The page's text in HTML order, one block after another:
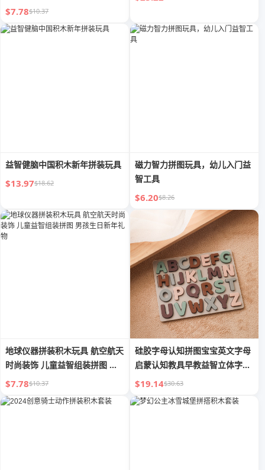
$7.78$10.37
益智健脑中国积木新年拼装玩具
$13.97$18.62
磁力智力拼图玩具，幼儿入门益
智工具
$6.20$8.26
地球仪器拼装积木玩具 航空航天
时尚装饰 儿童益智组装拼图 男
孩生日新年礼物
$7.78$10.37
硅胶字母认知拼图宝宝英文字母
启蒙认知教具早教益智立体字母
拼图
$19.14$30.63